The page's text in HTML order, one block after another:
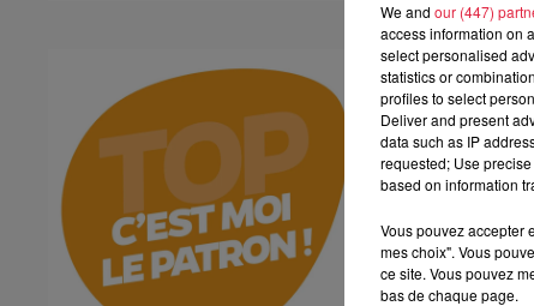
Plakar
Plakar
We and our (447)
access information on
select personalised
statistics or
profiles to select
Deliver and present
data such as IP
requested; Use
based on information
Vous pouvez accepter
mes choix". Vous
ce site. Vous pouvez
bas de chaque page.